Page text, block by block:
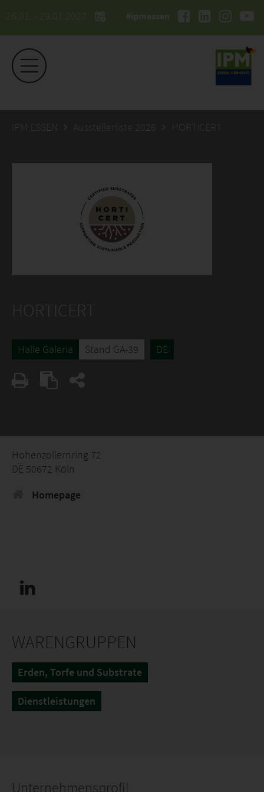
26.01. - 29.01.2027 #ipmessen
IPM ESSEN Ausstellerliste 2026 HORTICERT
HORTICERT
Halle Galeria Stand GA-39 DE
Hohenzollernring 72
DE 50672 Köln
Homepage
WARENGRUPPEN
Erden, Torfe und Substrate
Dienstleistungen
Unternehmensprofil